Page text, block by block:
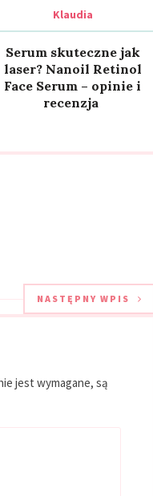
Klaudia
Serum skuteczne jak
laser? Nanoil Retinol
Face Serum – opinie i
recenzja
NASTĘPNY WPIS
jest wymagane, są